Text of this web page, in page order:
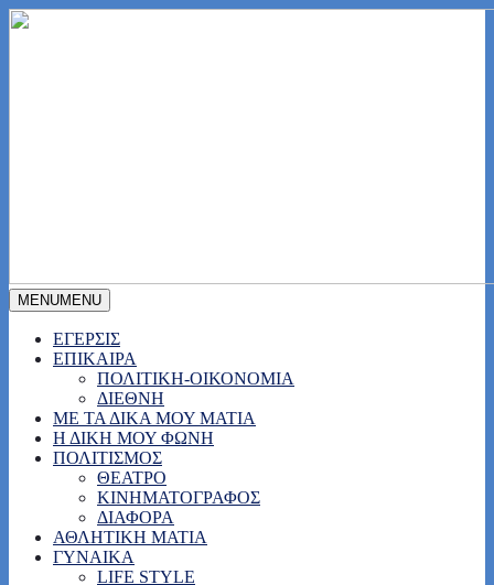
MENUMENU
ΕΓΕΡΣΙΣ
ΕΠΙΚΑΙΡΑ
ΠΟΛΙΤΙΚΗ-ΟΙΚΟΝΟΜΙΑ
ΔΙΕΘΝΗ
ΜΕ ΤΑ ΔΙΚΑ ΜΟΥ ΜΑΤΙΑ
Η ΔΙΚΗ ΜΟΥ ΦΩΝΗ
ΠΟΛΙΤΙΣΜΟΣ
ΘΕΑΤΡΟ
ΚΙΝΗΜΑΤΟΓΡΑΦΟΣ
ΔΙΑΦΟΡΑ
ΑΘΛΗΤΙΚΗ ΜΑΤΙΑ
ΓΥΝΑΙΚΑ
LIFE STYLE